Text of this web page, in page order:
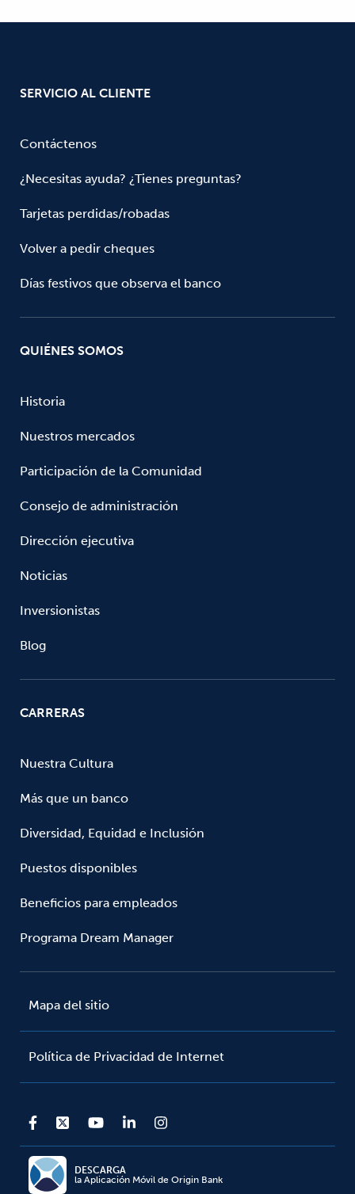
SERVICIO AL CLIENTE
Contáctenos
¿Necesitas ayuda? ¿Tienes preguntas?
Tarjetas perdidas/robadas
Volver a pedir cheques
Días festivos que observa el banco
QUIÉNES SOMOS
Historia
Nuestros mercados
Participación de la Comunidad
Consejo de administración
Dirección ejecutiva
Noticias
Inversionistas
Blog
CARRERAS
Nuestra Cultura
Más que un banco
Diversidad, Equidad e Inclusión
Puestos disponibles
Beneficios para empleados
Programa Dream Manager
Mapa del sitio
Política de Privacidad de Internet
DESCARGA
la Aplicación Móvil de Origin Bank